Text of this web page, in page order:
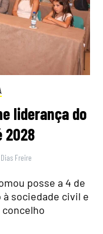
liderança do
2028
Freire
posse a 4 de
sociedade civil e